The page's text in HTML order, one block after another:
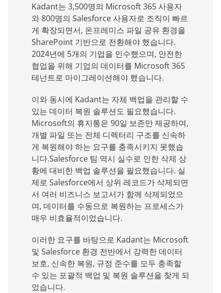
Kadant는 3,500명의 Microsoft 365 사용자
와 800명의 Salesforce 사용자로 조직이 빠르
게 확장되면서, 온프레미스 파일 공유 환경을
SharePoint 기반으로 전환해야 했습니다.
2024년에 5개의 기업을 인수했으며, 안전한
협업을 위해 기업의 데이터를 Microsoft 365
테넌트로 마이그레이션해야 했습니다.
이와 동시에 Kadant는 자체 백업을 관리할 수
있는 데이터 복원 솔루션도 필요했습니다.
Microsoft의 휴지통은 90일 보존만 제공하며,
개별 파일 또는 전체 디렉터리 구조를 신속하
게 복원해야 하는 요구를 충족시키지 못했습
니다.Salesforce 팀 역시 실수로 인한 삭제 상
황에 대비한 백업 솔루션을 필요했습니다. 실
제로 Salesforce에서 상위 레코드가 삭제되면
서 여러 비즈니스 보고서가 함께 삭제되었으
며, 데이터를 수동으로 복원하는 프로세스가
매우 비효율적이었습니다.
이러한 요구를 바탕으로 Kadant는 Microsoft
및 Salesforce 환경 전반에서 강력한 데이터
보호, 신속한 복원, 규정 준수를 모두 충족할
수 있는 포괄적 백업 및 복원 솔루션을 찾게 되
었습니다.